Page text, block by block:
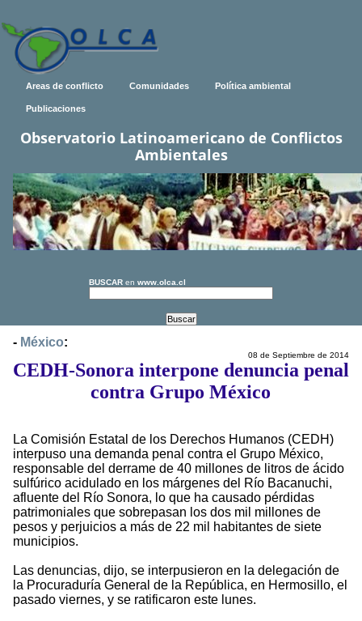
Areas de conflicto Comunidades Política ambiental
Publicaciones
Observatorio Latinoamericano de Conflictos
Ambientales
BUSCAR en www.olca.cl
- México:
08 de Septiembre de 2014
CEDH-Sonora interpone denuncia penal
contra Grupo México
La Comisión Estatal de los Derechos Humanos (CEDH)
interpuso una demanda penal contra el Grupo México,
responsable del derrame de 40 millones de litros de ácido
sulfúrico acidulado en los márgenes del Río Bacanuchi,
afluente del Río Sonora, lo que ha causado pérdidas
patrimoniales que sobrepasan los dos mil millones de
pesos y perjuicios a más de 22 mil habitantes de siete
municipios.
Las denuncias, dijo, se interpusieron en la delegación de
la Procuraduría General de la República, en Hermosillo, el
pasado viernes, y se ratificaron este lunes.